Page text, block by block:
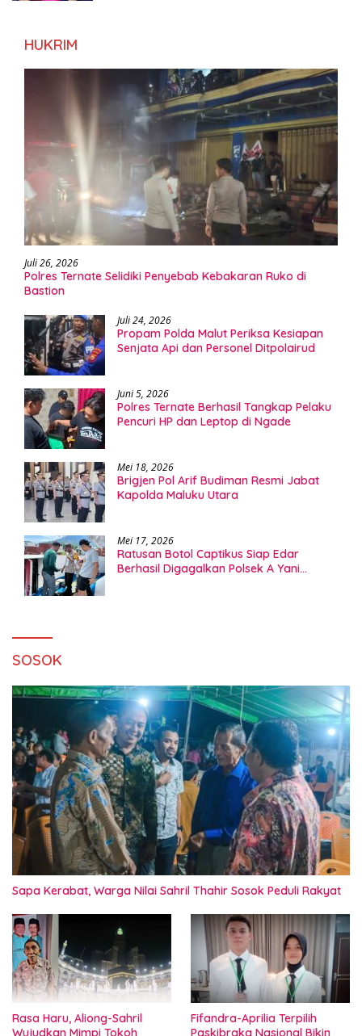
HUKRIM
Juli 26, 2026
Polres Ternate Selidiki Penyebab Kebakaran Ruko di
Bastion
Juli 24, 2026
Propam Polda Malut Periksa Kesiapan
Senjata Api dan Personel Ditpolairud
Juni 5, 2026
Polres Ternate Berhasil Tangkap Pelaku
Pencuri HP dan Leptop di Ngade
Mei 18, 2026
Brigjen Pol Arif Budiman Resmi Jabat
Kapolda Maluku Utara
Mei 17, 2026
Ratusan Botol Captikus Siap Edar
Berhasil Digagalkan Polsek A Yani
SOSOK
Sapa Kerabat, Warga Nilai Sahril Thahir Sosok Peduli Rakyat
Rasa Haru, Aliong-Sahril
Wujudkan Mimpi Tokoh
Fifandra-Aprilia Terpilih
Paskibraka Nasional Bikin